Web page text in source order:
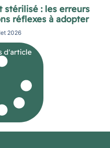
: les erreurs
réflexes à adopter
2026
d'article